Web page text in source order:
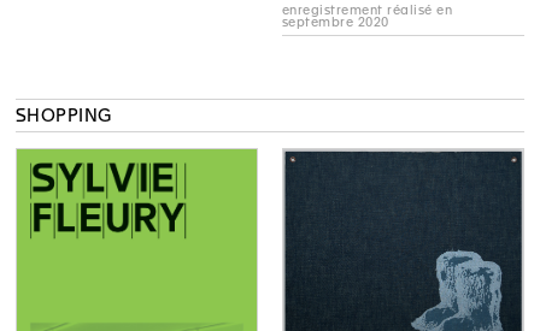
enregistrement réalisé en
septembre 2020
SHOPPING